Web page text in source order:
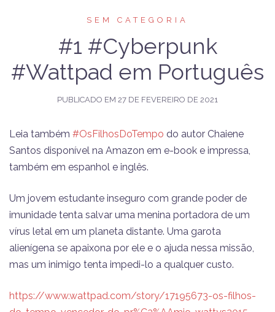
SEM CATEGORIA
#1 #Cyberpunk
#Wattpad em Português
PUBLICADO EM 27 DE FEVEREIRO DE 2021
Leia também #OsFilhosDoTempo do autor Chaiene
Santos disponível na Amazon em e-book e impressa,
também em espanhol e inglês.
Um jovem estudante inseguro com grande poder de
imunidade tenta salvar uma menina portadora de um
vírus letal em um planeta distante. Uma garota
alienígena se apaixona por ele e o ajuda nessa missão,
mas um inimigo tenta impedi-lo a qualquer custo.
https://www.wattpad.com/story/17195673-os-filhos-